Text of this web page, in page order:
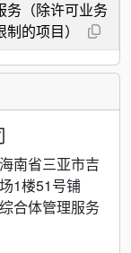
务（除许可业务
的项目）
南省三亚市吉
1楼51号铺
合体管理服务